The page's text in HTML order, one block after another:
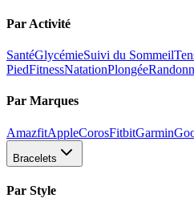
Par Activité
SantéGlycémieSuivi du Sommeil
PiedFitnessNatationPlongée
Par Marques
AmazfitAppleCorosFitbitGarmin
Bracelets
Par Style